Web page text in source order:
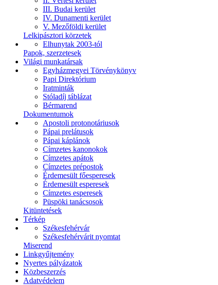
III. Budai kerület
IV. Dunamenti kerület
V. Mezőföldi kerület
Lelkipásztori körzetek
Elhunytak 2003-tól
Papok, szerzetesek
Világi munkatársak
Egyházmegyei Törvénykönyv
Papi Direktórium
Iratminták
Stóladíj táblázat
Bérmarend
Dokumentumok
Apostoli protonotáriusok
Pápai prelátusok
Pápai káplánok
Címzetes kanonokok
Címzetes apátok
Címzetes prépostok
Érdemesült főesperesek
Érdemesült esperesek
Címzetes esperesek
Püspöki tanácsosok
Kitüntetések
Térkép
Székesfehérvár
Székesfehérvárit nyomtat
Miserend
Linkgyűjtemény
Nyertes pályázatok
Közbeszerzés
Adatvédelem